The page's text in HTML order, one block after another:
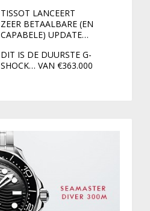
TISSOT LANCEERT
ZEER BETAALBARE (EN
CAPABELE) UPDATE…
DIT IS DE DUURSTE G-
SHOCK… VAN €363.000